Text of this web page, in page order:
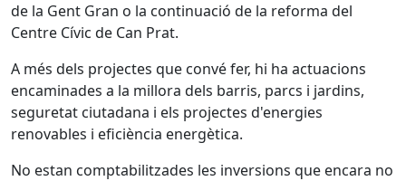
de la Gent Gran o la continuació de la reforma del
Centre Cívic de Can Prat.
A més dels projectes que convé fer, hi ha actuacions
encaminades a la millora dels barris, parcs i jardins,
seguretat ciutadana i els projectes d'energies
renovables i eficiència energètica.
No estan comptabilitzades les inversions que encara no